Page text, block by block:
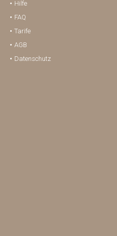
Hilfe
FAQ
Tarife
AGB
Datenschutz